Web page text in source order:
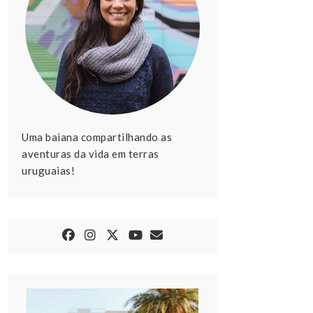
Uma baiana compartilhando as
aventuras da vida em terras
uruguaias!